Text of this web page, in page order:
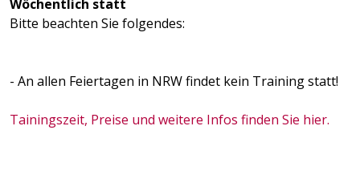
Wöchentlich statt
Bitte beachten Sie folgendes:
- An allen Feiertagen in NRW findet kein Training statt!
Tainingszeit, Preise und weitere Infos finden Sie hier.